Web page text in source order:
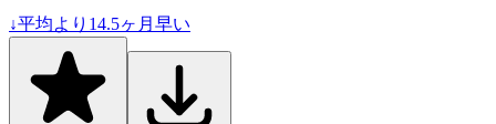
↓平均より 14.5ヶ月早い